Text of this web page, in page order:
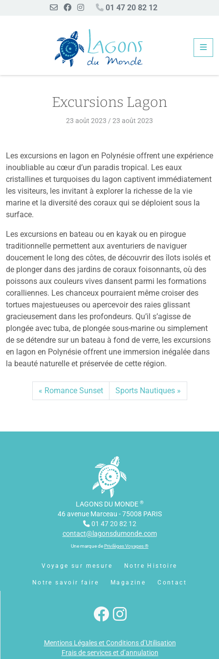
01 47 20 82 12
Excursions Lagon
Excursions Lagon
23 août 2023 / 23 août 2023
Les excursions en lagon en Polynésie offrent une expérience
inoubliable au cœur d’un paradis tropical. Les eaux
cristallines et turquoises du lagon captivent immédiatement
les visiteurs, les invitant à explorer la richesse de la vie
marine et la diversité des coraux qui se déploient sous la
surface.
Les excursions en bateau ou en kayak ou en pirogue
traditionnelle permettent aux aventuriers de naviguer
doucement le long des côtes, de découvrir des îlots isolés et
de plonger dans des jardins de coraux foisonnants, où des
poissons aux couleurs vives dansent parmi les formations
coralliennes. Les chanceux pourraient même croiser des
tortues majestueuses ou apercevoir des raies glissant
gracieusement dans les profondeurs. Qu’il s’agisse de
plongée avec tuba, de plongée sous-marine ou simplement
de se détendre sur un bateau à fond de verre, les excursions
en lagon en Polynésie offrent une immersion inégalée dans
la beauté naturelle et préservée de cette région.
Romance Sunset Sports Nautiques
LAGONS DU MONDE ®
46 avenue Marceau - 75008 PARIS
01 47 20 82 12
contact@lagonsdumonde.com
Une marque dePrivilèges Voyages ®
Voyage sur mesure Notre Histoire
Notre savoir faire Magazine Contact
Mentions Légales et Conditions d’Utilisation
Frais de services et d’annulation